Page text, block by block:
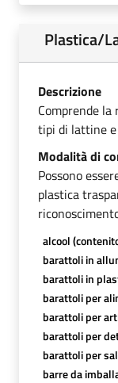
Plastica/
Descrizione
Comprende
tipi di lattine
Modalità di
Possono
plastica
alcool
barattoli in
barattoli in
barattoli per
barattoli per
barattoli per
barattoli per
barre da